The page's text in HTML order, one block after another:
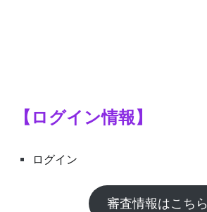
【ログイン情報】
ログイン
審査情報はこちら